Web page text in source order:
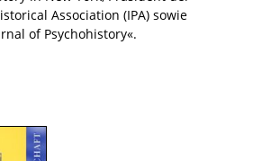
Association (IPA) sowie
of Psychohistory«.